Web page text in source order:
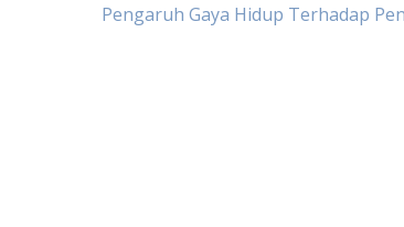
Post
Pengaruh Gaya Hidup Terhadap